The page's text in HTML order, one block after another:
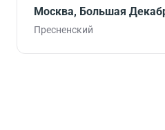
Москва, Большая
Пресненский